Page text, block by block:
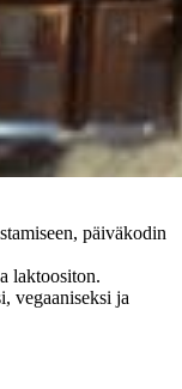
päiväkodin
laktoositon.
vegaaniseksi ja